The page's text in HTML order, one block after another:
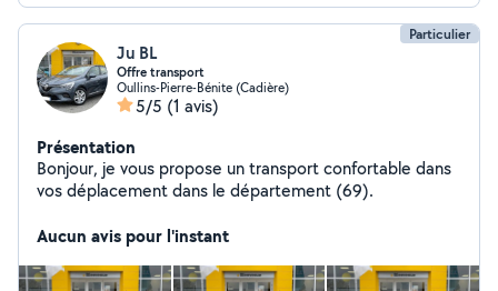
Particulier
Ju BL
Offre transport
Oullins-Pierre-Bénite (Cadière)
5/5 (1 avis)
Présentation
Bonjour, je vous propose un transport confortable dans
vos déplacement dans le département (69).
Aucun avis pour l'instant